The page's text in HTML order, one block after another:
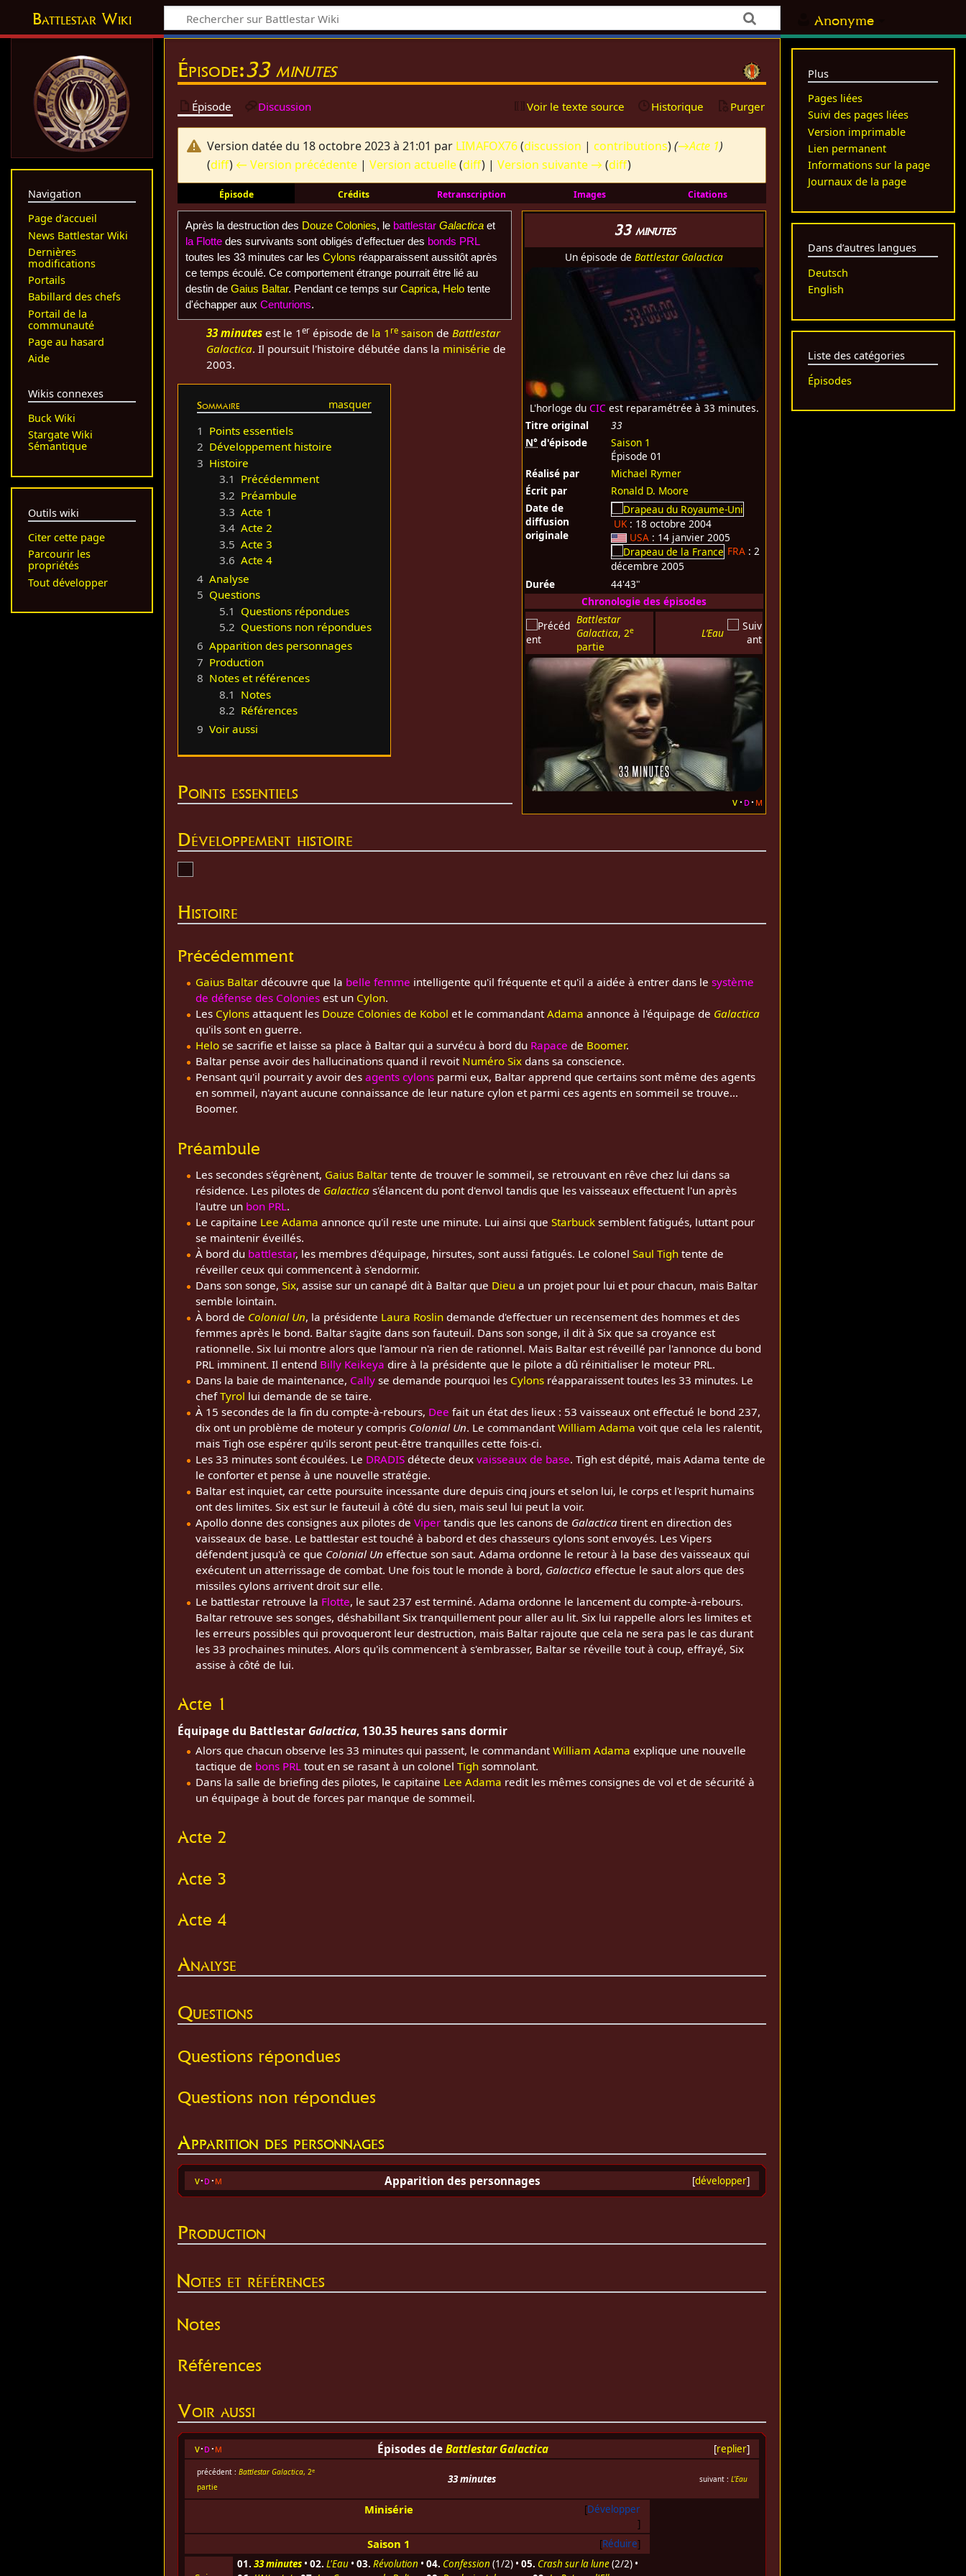
Anonyme
Battlestar Wiki
Épisode:33 minutes
Épisode Discussion Voir le texte source Historique Purger
Version datée du 18 octobre 2023 à 21:01 par LIMAFOX76(discussion | contributions)(→Acte 1)
(diff) ← Version précédente |Version actuelle(diff) |Version suivante → (diff)
Épisode Crédits Retranscription Images Citations
33 minutes
Un épisode deBattlestar Galactica
L'horloge du CIC est reparamétrée à 33 minutes.
Titre original
33
N° d'épisode
Saison 1
Épisode 01
Réalisé par
Michael Rymer
Écrit par
Ronald D. Moore
Date de
diffusion
originale
UK : 18 octobre 2004
USA : 14 janvier 2005
FRA : 2
décembre 2005
Durée
44'43"
Chronologie des épisodes
Battlestar
Galactica, 2e
partie
L’Eau
v d m
Après la destruction des Douze Colonies, le battlestar Galacticaet
la Flottedes survivants sont obligés d'effectuer des bonds PRL
toutes les 33 minutes car les Cylons réapparaissent aussitôt après
ce temps écoulé. Ce comportement étrange pourrait être lié au
destin de Gaius Baltar. Pendant ce temps sur Caprica, Helotente
d'échapper aux Centurions.
33 minutes est le 1er épisode de la 1 re saison deBattlestar
Galactica. Il poursuit l'histoire débutée dans la minisérie de
2003.
Sommaire
1 Points essentiels
2 Développement histoire
3 Histoire
3.1 Précédemment
3.2 Préambule
3.3 Acte 1
3.4 Acte 2
3.5 Acte 3
3.6 Acte 4
4 Analyse
5 Questions
5.1 Questions répondues
5.2 Questions non répondues
6 Apparition des personnages
7 Production
8 Notes et références
8.1 Notes
8.2 Références
9 Voir aussi
Points essentiels
Développement histoire
Histoire
Précédemment
Gaius Baltardécouvre que la belle femme intelligente qu'il fréquente et qu'il a aidée à entrer dans le système
de défense des Coloniesest un Cylon.
Les Cylonsattaquent les Douze Colonies de Kobol et le commandantAdama annonce à l'équipage de Galactica
qu'ils sont en guerre.
Helose sacrifie et laisse sa place à Baltar qui a survécu à bord du Rapace de Boomer.
Baltar pense avoir des hallucinations quand il revoit Numéro Sixdans sa conscience.
Pensant qu'il pourrait y avoir des agents cylonsparmi eux, Baltar apprend que certains sont même des agents
en sommeil, n'ayant aucune connaissance de leur nature cylon et parmi ces agents en sommeil se trouve…
Boomer.
Préambule
Les secondes s'égrènent, Gaius Baltartente de trouver le sommeil, se retrouvant en rêve chez lui dans sa
résidence. Les pilotes de Galacticas'élancent du pont d'envol tandis que les vaisseaux effectuent l'un après
l'autre un bon PRL.
Le capitaine Lee Adama annonce qu'il reste une minute. Lui ainsi que Starbucksemblent fatigués, luttant pour
se maintenir éveillés.
À bord du battlestar, les membres d'équipage, hirsutes, sont aussi fatigués. Le colonel Saul Tightente de
réveiller ceux qui commencent à s'endormir.
Dans son songe, Six, assise sur un canapé dit à Baltar que Dieu a un projet pour lui et pour chacun, mais Baltar
semble lointain.
À bord de Colonial Un, la présidente Laura Roslindemande d'effectuer un recensement des hommes et des
femmes après le bond. Baltar s'agite dans son fauteuil. Dans son songe, il dit à Six que sa croyance est
rationnelle. Six lui montre alors que l'amour n'a rien de rationnel. Mais Baltar est réveillé par l'annonce du bond
PRL imminent. Il entend Billy Keikeya dire à la présidente que le pilote a dû réinitialiser le moteur PRL.
Dans la baie de maintenance, Callyse demande pourquoi les Cylonsréapparaissent toutes les 33 minutes. Le
chefTyrol lui demande de se taire.
À 15 secondes de la fin du compte-à-rebours, Dee fait un état des lieux : 53 vaisseaux ont effectué le bond 237,
dix ont un problème de moteur y compris Colonial Un. Le commandant William Adama voit que cela les ralentit,
mais Tigh ose espérer qu'ils seront peut-être tranquilles cette fois-ci.
Les 33 minutes sont écoulées. Le DRADISdétecte deux vaisseaux de base. Tigh est dépité, mais Adama tente de
le conforter et pense à une nouvelle stratégie.
Baltar est inquiet, car cette poursuite incessante dure depuis cinq jours et selon lui, le corps et l'esprit humains
ont des limites. Six est sur le fauteuil à côté du sien, mais seul lui peut la voir.
Apollo donne des consignes aux pilotes de Vipertandis que les canons de Galacticatirent en direction des
vaisseaux de base. Le battlestar est touché à babord et des chasseurs cylons sont envoyés. Les Vipers
défendent jusqu'à ce que Colonial Un effectue son saut. Adama ordonne le retour à la base des vaisseaux qui
exécutent un atterrissage de combat. Une fois tout le monde à bord, Galacticaeffectue le saut alors que des
missiles cylons arrivent droit sur elle.
Le battlestar retrouve la Flotte, le saut 237 est terminé. Adama ordonne le lancement du compte-à-rebours.
Baltar retrouve ses songes, déshabillant Six tranquillement pour aller au lit. Six lui rappelle alors les limites et
les erreurs possibles qui provoqueront leur destruction, mais Baltar rajoute que cela ne sera pas le cas durant
les 33 prochaines minutes. Alors qu'ils commencent à s'embrasser, Baltar se réveille tout à coup, effrayé, Six
assise à côté de lui.
Acte 1
Équipage du Battlestar Galactica, 130.35 heures sans dormir
Alors que chacun observe les 33 minutes qui passent, le commandantWilliam Adama explique une nouvelle
tactique de bons PRLtout en se rasant à un colonel Tighsomnolant.
Dans la salle de briefing des pilotes, le capitaine Lee Adama redit les mêmes consignes de vol et de sécurité à
un équipage à bout de forces par manque de sommeil.
Acte 2
Acte 3
Acte 4
Analyse
Questions
Questions répondues
Questions non répondues
Apparition des personnages
[développer]
v d m Apparition des personnages
Production
Notes et références
Notes
Références
Voir aussi
[replier]
v d m Épisodes de Battlestar Galactica
précédent : Battlestar Galactica, 2e
partie
33 minutes suivant : L’Eau
Développer
Minisérie
Réduire
Saison 1
01. 33 minutes• 02. L'Eau• 03. Révolution • 04. Confession (1/2) • 05. Crash sur la lune(2/2) •
Navigation
Page d’accueil
News Battlestar Wiki
Dernières
modifications
Portails
Babillard des chefs
Portail de la
communauté
Page au hasard
Aide
Wikis connexes
Buck Wiki
Stargate Wiki
Sémantique
Outils wiki
Citer cette page
Parcourir les
propriétés
Tout développer
Plus
Pages liées
Suivi des pages liées
Version imprimable
Lien permanent
Informations sur la page
Journaux de la page
Dans d’autres langues
Deutsch
English
Liste des catégories
Épisodes